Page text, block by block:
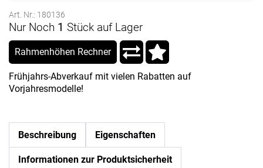
Art. Nr.: 180136
Nur Noch 1 Stück auf Lager
Rahmenhöhen Rechner
Frühjahrs-Abverkauf mit vielen Rabatten auf
Vorjahresmodelle!
Beschreibung Eigenschaften
Informationen zur Produktsicherheit